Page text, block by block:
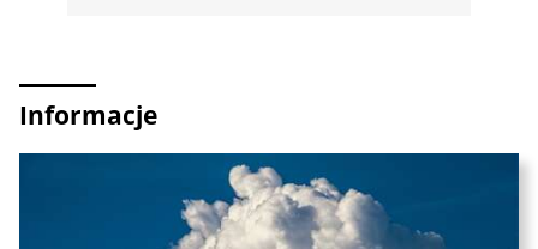
Informacje